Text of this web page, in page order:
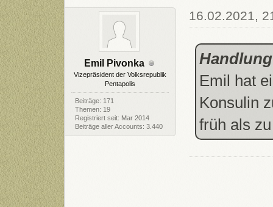
Emil Pivonka
Vizepräsident der Volksrepublik
Pentapolis
Beiträge: 171
Themen: 19
Registriert seit: Mar 2014
Beiträge aller Accounts: 3.440
16.02.2021,
Emil hat
Konsulin
früh als